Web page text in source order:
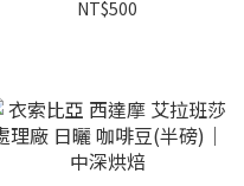
烘焙
NT$500